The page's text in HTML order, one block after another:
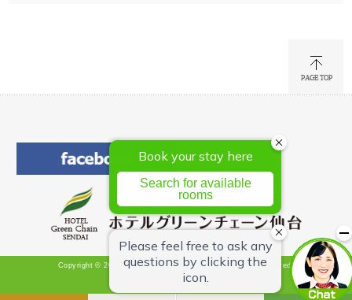
Copyright © 2026 Hotel Green Chain Sendai All Rights Reserved.